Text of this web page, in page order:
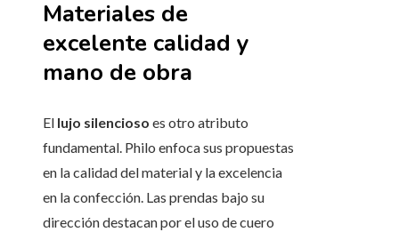
Materiales de
excelente calidad y
mano de obra
El lujo silencioso es otro atributo
fundamental. Philo enfoca sus propuestas
en la calidad del material y la excelencia
en la confección. Las prendas bajo su
dirección destacan por el uso de cuero